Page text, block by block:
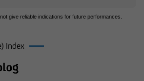
give reliable indications for future performances.
Index